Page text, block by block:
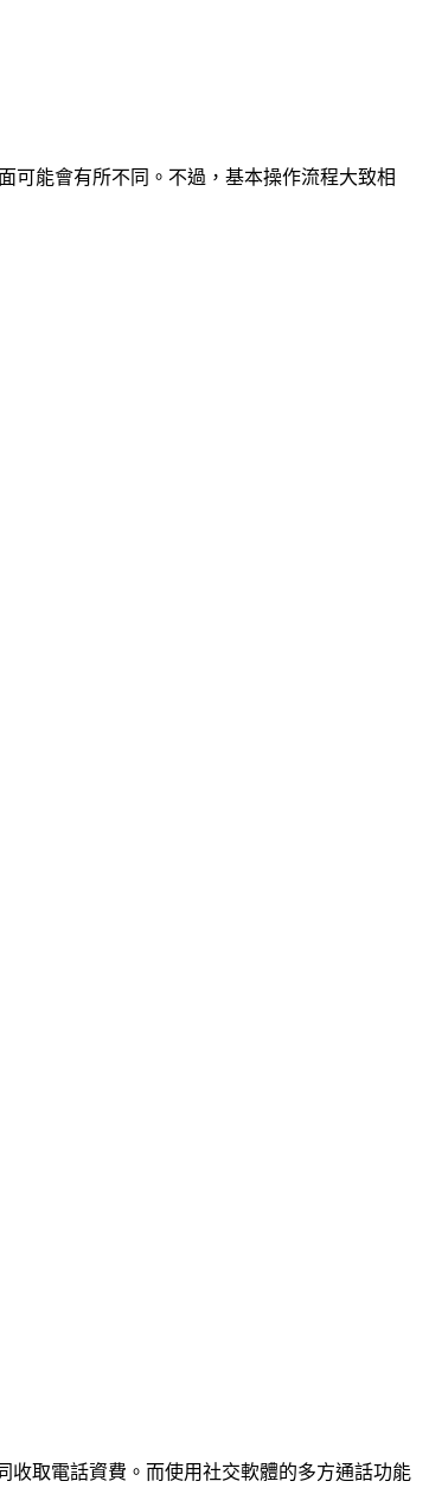
可能會有所不同。不過，基本操作流程大致相
收取電話資費。而使用社交軟體的多方通話功能